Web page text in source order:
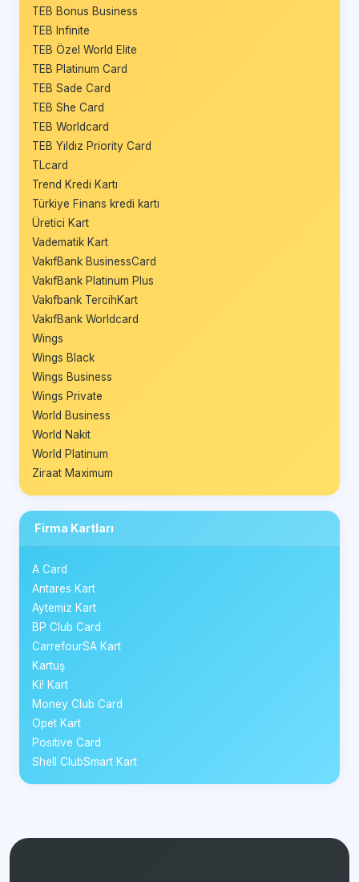
TEB Bonus Business
TEB Infinite
TEB Özel World Elite
TEB Platinum Card
TEB Sade Card
TEB She Card
TEB Worldcard
TEB Yıldız Priority Card
TLcard
Trend Kredi Kartı
Türkiye Finans kredi kartı
Üretici Kart
Vadematik Kart
VakıfBank BusinessCard
VakıfBank Platinum Plus
Vakıfbank TercihKart
VakıfBank Worldcard
Wings
Wings Black
Wings Business
Wings Private
World Business
World Nakit
World Platinum
Ziraat Maximum
Firma Kartları
A Card
Antares Kart
Aytemiz Kart
BP Club Card
CarrefourSA Kart
Kartuş
Ki! Kart
Money Club Card
Opet Kart
Positive Card
Shell ClubSmart Kart